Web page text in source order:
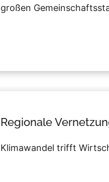
großen
Regionale
Klimawandel trifft